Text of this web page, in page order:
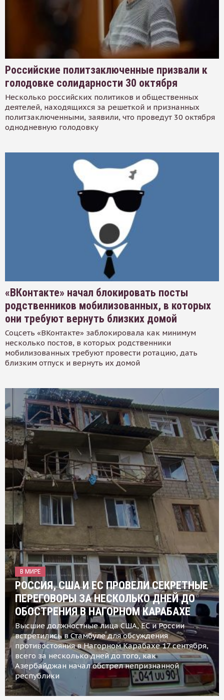
Российские политзаключенные призвали к
голодовке солидарности 30 октября
Несколько российских политиков и общественных
деятелей, находящихся за решеткой и признанных
политзаключенными, заявили, что проведут 30 октября
однодневную голодовку
«ВКонтакте» начал блокировать посты
родственников мобилизованных, в которых
они требуют вернуть близких домой
Соцсеть «ВКонтакте» заблокировала как минимум
несколько постов, в которых родственники
мобилизованных требуют провести ротацию, дать
близким отпуск и вернуть их домой
В МИРЕ
РОССИЯ, США И ЕС ПРОВЕЛИ СЕКРЕТНЫЕ
ПЕРЕГОВОРЫ ЗА НЕСКОЛЬКО ДНЕЙ ДО
ОБОСТРЕНИЯ В НАГОРНОМ КАРАБАХЕ
Высшие должностные лица США, ЕС и России
встретились в Стамбуле для обсуждения
противостояния в Нагорном Карабахе 17 сентября,
всего за несколько дней до того, как
Азербайджан начал обстрел непризнанной
республики